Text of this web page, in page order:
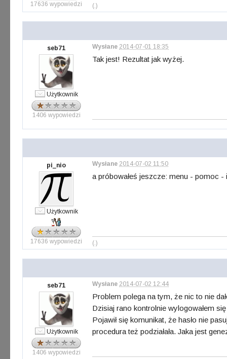
17636 wypowiedzi (.)
seb71
Użytkownik
1406 wypowiedzi
Wysłane 2014-07-01 18:35
Tak jest! Rezultat jak wyżej.
pi_nio
Użytkownik
17636 wypowiedzi
Wysłane 2014-07-02 11:50
a próbowałeś jeszcze: menu - pomoc
(.)
seb71
Użytkownik
1406 wypowiedzi
Wysłane 2014-07-02 12:44
Problem polega na tym, że nic to nie
Dzisiaj rano kontrolnie wylogowałem
Pojawił się komunikat, że hasło nie
procedura też podziałała. Jaka jest